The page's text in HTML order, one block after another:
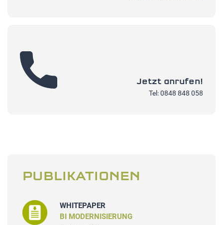
Jetzt anrufen!
Tel: 0848 848 058
PUBLIKATIONEN
WHITEPAPER
BI MODERNISIERUNG